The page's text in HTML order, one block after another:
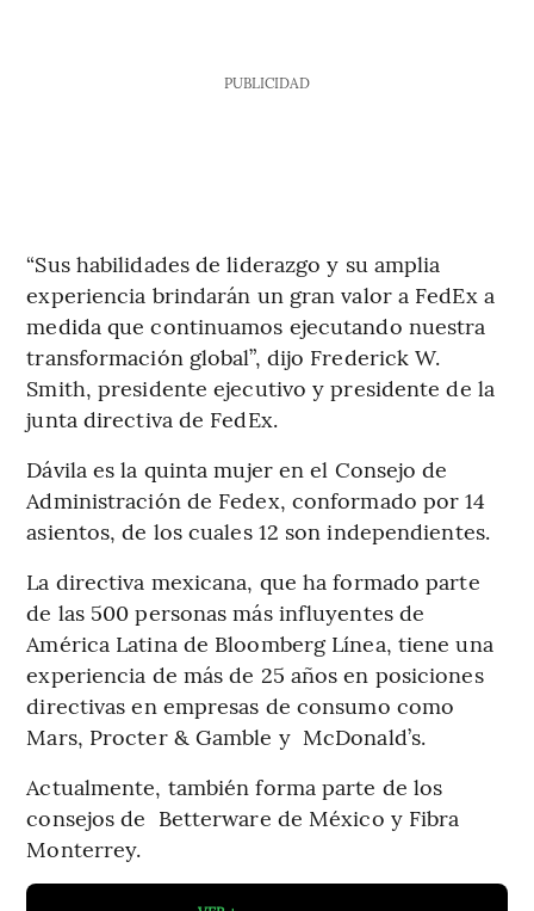
PUBLICIDAD
“Sus habilidades de liderazgo y su amplia
experiencia brindarán un gran valor a FedEx a
medida que continuamos ejecutando nuestra
transformación global”, dijo Frederick W.
Smith, presidente ejecutivo y presidente de la
junta directiva de FedEx.
Dávila es la quinta mujer en el Consejo de
Administración de Fedex, conformado por 14
asientos, de los cuales 12 son independientes.
La directiva mexicana, que ha formado parte
de las 500 personas más influyentes de
América Latina de Bloomberg Línea, tiene una
experiencia de más de 25 años en posiciones
directivas en empresas de consumo como
Mars, Procter & Gamble y McDonald’s.
Actualmente, también forma parte de los
consejos de Betterware de México y Fibra
Monterrey.